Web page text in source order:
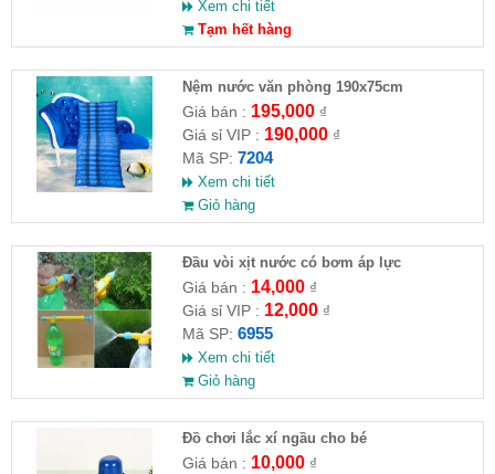
Xem chi tiết
Tạm hết hàng
Nệm nước văn phòng 190x75cm
Giá bán : 195,000₫
Giá sỉ VIP : 190,000₫
Mã SP: 7204
Xem chi tiết
Giỏ hàng
Đầu vòi xịt nước có bơm áp lực
Giá bán : 14,000₫
Giá sỉ VIP : 12,000₫
Mã SP: 6955
Xem chi tiết
Giỏ hàng
Đồ chơi lắc xí ngầu cho bé
Giá bán : 10,000₫